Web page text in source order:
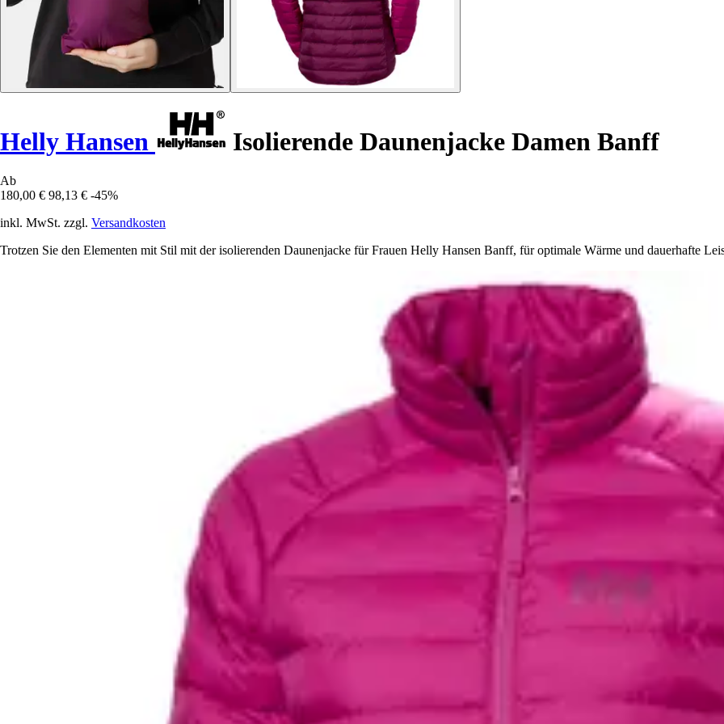
Helly Hansen Isolierende Daunenjacke Damen Banff
Ab
180,00 € 98,13 € -45%
inkl. MwSt. zzgl. Versandkosten
Trotzen Sie den Elementen mit Stil mit der isolierenden Daunenjacke für Frauen Helly Hansen Banff, für optimale Wärme und dauerhafte